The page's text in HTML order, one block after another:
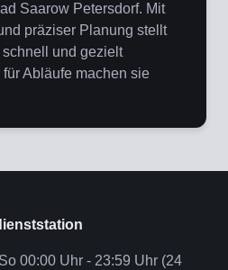
Saarow Petersdorf. Mit
präziser Planung stellt
und gezielt
Abläufe machen sie
00:00 Uhr - 23:59 Uhr (24